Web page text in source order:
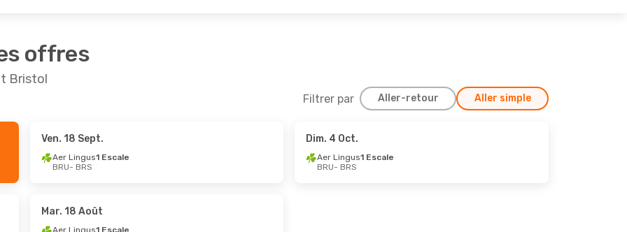
offres
Bristol
Filtrer par Aller-retour Aller simple
Swiss International Air Lines
Ven. 18 Sept.
Aer Lingus1 Escale
BRU- BRS
Dim. 4 Oct.
Aer Lingus1 Escale
BRU- BRS
Mar. 18 Août
Aer Lingus1 Escale